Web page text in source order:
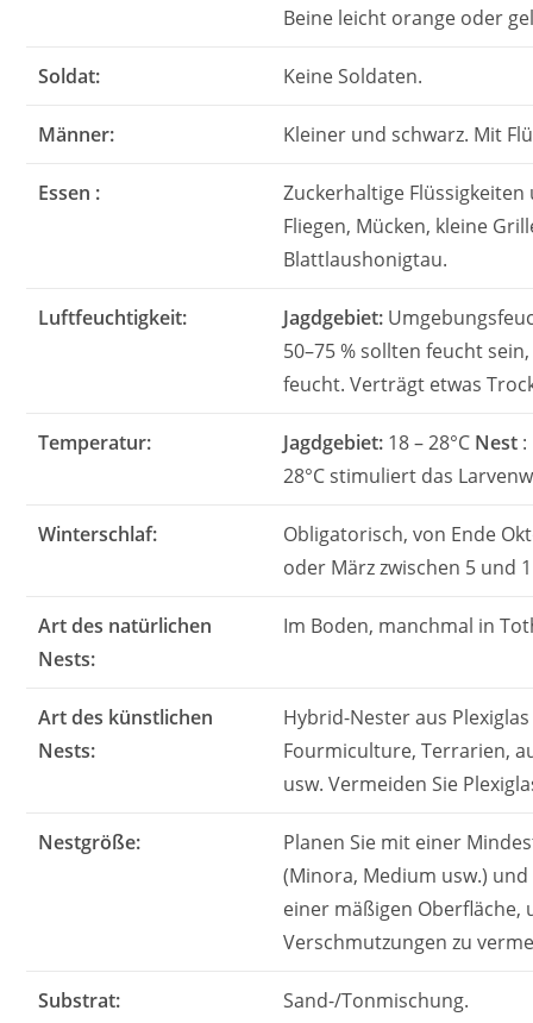
Beine leicht orange oder
Soldat: Keine Soldaten.
Männer: Kleiner und schwarz. Mit
Essen :
Zuckerhaltige Flüssigkeiten
Fliegen, Mücken, kleine
Blattlaushonigtau.
Luftfeuchtigkeit: Jagdgebiet:
50–75 % sollten feucht
feucht. Verträgt etwas
Temperatur: Jagdgebiet: 18 – 28°C Nest
28°C stimuliert das
Winterschlaf:
Obligatorisch, von Ende
oder März zwischen 5 und
Art des natürlichen
Nests:
Im Boden, manchmal in
Art des künstlichen
Nests:
Hybrid-Nester aus
Fourmiculture, Terrarien,
usw. Vermeiden Sie
Nestgröße:
Planen Sie mit einer
(Minora, Medium usw.)
einer mäßigen Oberfläche,
Verschmutzungen zu
Substrat: Sand-/Tonmischung.